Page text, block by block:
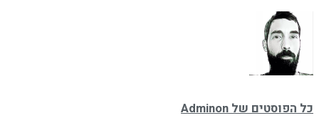
כל הפוסטים של Adminon